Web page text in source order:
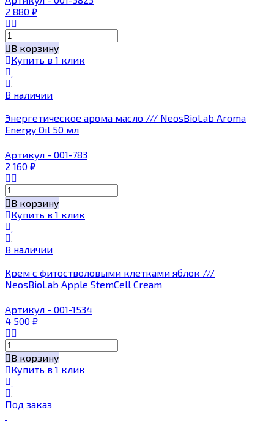
2 880 ₽
В корзину
Купить в 1 клик
В наличии
Энергетическое арома масло /// NeosBioLab Aroma
Energy Oil 50 мл
Артикул - 001-783
2 160 ₽
В корзину
Купить в 1 клик
В наличии
Крем с фитостволовыми клетками яблок ///
NeosBioLab Apple StemCell Cream
Артикул - 001-1534
4 500 ₽
В корзину
Купить в 1 клик
Под заказ